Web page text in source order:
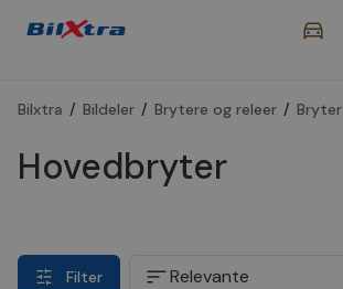
Bilxtra / Bildeler / Brytere og releer / Bryter
Hovedbryter
Filter Relevante